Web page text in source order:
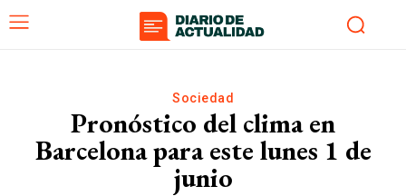
Sociedad
Pronóstico del clima en
Barcelona para este lunes 1 de
junio